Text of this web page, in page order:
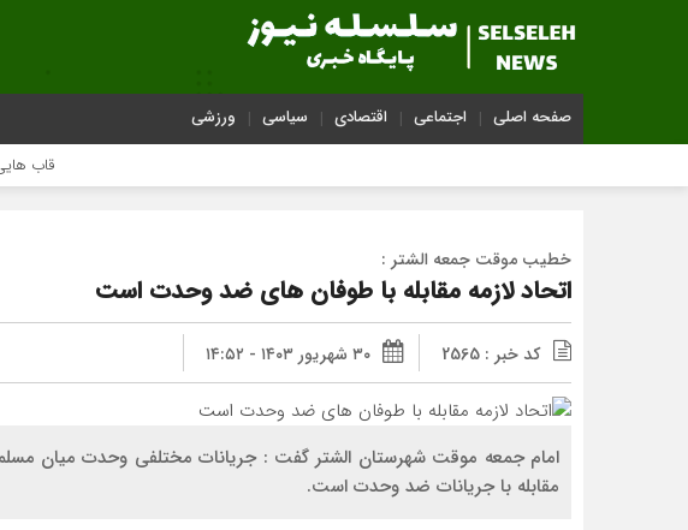
صفحه اصلی اجتماعی اقتصادی سیاسی ورزشی
قاب هایی
خطیب موقت جمعه الشتر :
اتحاد لازمه مقابله با طوفان های ضد وحدت است
کد خبر : 2565 ۳۰ شهریور ۱۴۰۳ - ۱۴:۵۲
امام جمعه موقت شهرستان الشتر گفت : جریانات مختلفی وحدت میان
مقابله با جریانات ضد وحدت است.